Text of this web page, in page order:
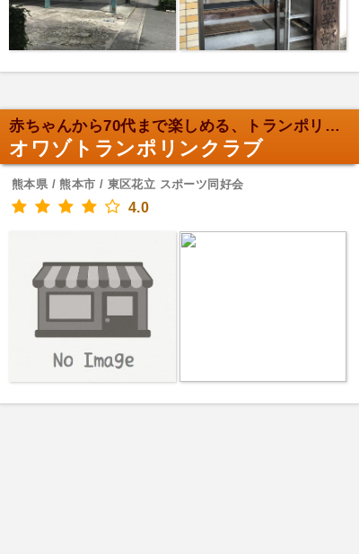
赤ちゃんから70代まで楽しめる、トランポリンクラブ
オワゾトランポリンクラブ
熊本県 / 熊本市 / 東区花立 スポーツ同好会
4.0